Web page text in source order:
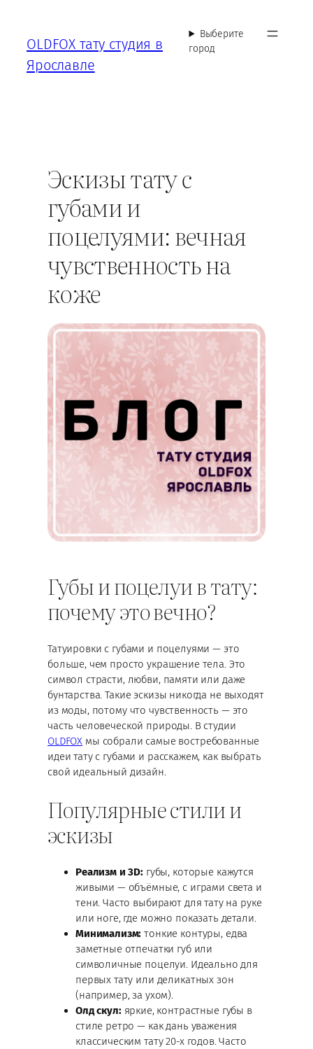
содержимому
OLDFOX тату студия в
Ярославле
Выберите
город
Эскизы тату с
губами и
поцелуями: вечная
чувственность на
коже
Губы и поцелуи в тату:
почему это вечно?
Татуировки с губами и поцелуями — это
больше, чем просто украшение тела. Это
символ страсти, любви, памяти или даже
бунтарства. Такие эскизы никогда не выходят
из моды, потому что чувственность — это
часть человеческой природы. В студии
OLDFOX мы собрали самые востребованные
идеи тату с губами и расскажем, как выбрать
свой идеальный дизайн.
Популярные стили и
эскизы
Реализм и 3D: губы, которые кажутся
живыми — объёмные, с играми света и
тени. Часто выбирают для тату на руке
или ноге, где можно показать детали.
Минимализм: тонкие контуры, едва
заметные отпечатки губ или
символичные поцелуи. Идеально для
первых тату или деликатных зон
(например, за ухом).
Олд скул:яркие, контрастные губы в
стиле ретро — как дань уважения
классическим тату 20-х годов. Часто